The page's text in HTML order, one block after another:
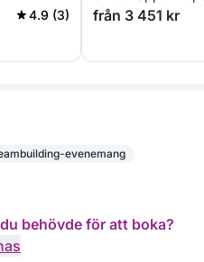
4.9 (3) från 3 451 kr
evenemang
behövde för att boka?